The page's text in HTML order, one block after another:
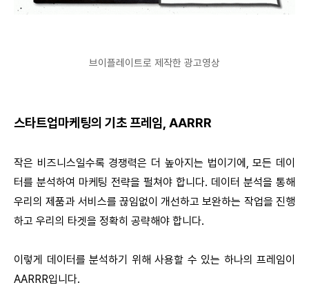
브이플레이트로 제작한 광고영상
스타트업마케팅의 기초 프레임, AARRR
작은 비즈니스일수록 경쟁력은 더 높아지는 법이기에, 모든 데이
터를 분석하여 마케팅 전략을 펄쳐야 합니다. 데이터 분석을 통해
우리의 제품과 서비스를 끊임없이 개선하고 보완하는 작업을 진행
하고 우리의 타겟을 정확히 공략해야 합니다.
이렇게 데이터를 분석하기 위해 사용할 수 있는 하나의 프레임이
AARRR입니다.